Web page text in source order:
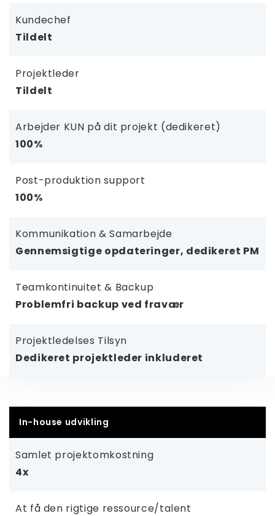
Kundechef
Tildelt
Projektleder
Tildelt
Arbejder KUN på dit projekt (dedikeret)
100%
Post-produktion support
100%
Kommunikation & Samarbejde
Gennemsigtige opdateringer, dedikeret PM
Teamkontinuitet & Backup
Problemfri backup ved fravær
Projektledelses Tilsyn
Dedikeret projektleder inkluderet
In-house udvikling
Samlet projektomkostning
4x
At få den rigtige ressource/talent